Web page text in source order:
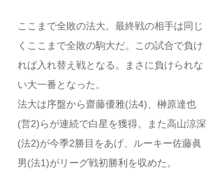
ここまで全敗の法大。最終戦の相手は同じ
くここまで全敗の駒大だ。この試合で負け
れば入れ替え戦となる。まさに負けられな
い大一番となった。
法大は序盤から齋藤優雅(法4)、榊原達也
(営2)らが連続で白星を獲得。また高山涼深
(法2)が今季2勝目をあげ、ルーキー佐藤眞
男(法1)がリーグ戦初勝利を収めた。